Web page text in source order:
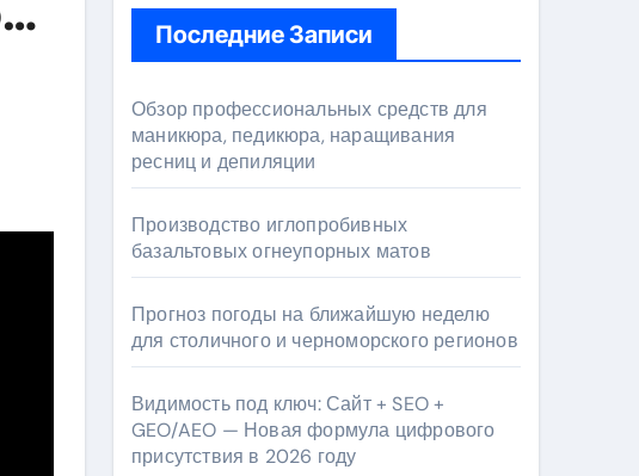
Последние Записи
Обзор профессиональных средств для
маникюра, педикюра, наращивания
ресниц и депиляции
Производство иглопробивных
базальтовых огнеупорных матов
Прогноз погоды на ближайшую неделю
для столичного и черноморского регионов
Видимость под ключ: Сайт + SEO +
GEO/AEO — Новая формула цифрового
присутствия в 2026 году